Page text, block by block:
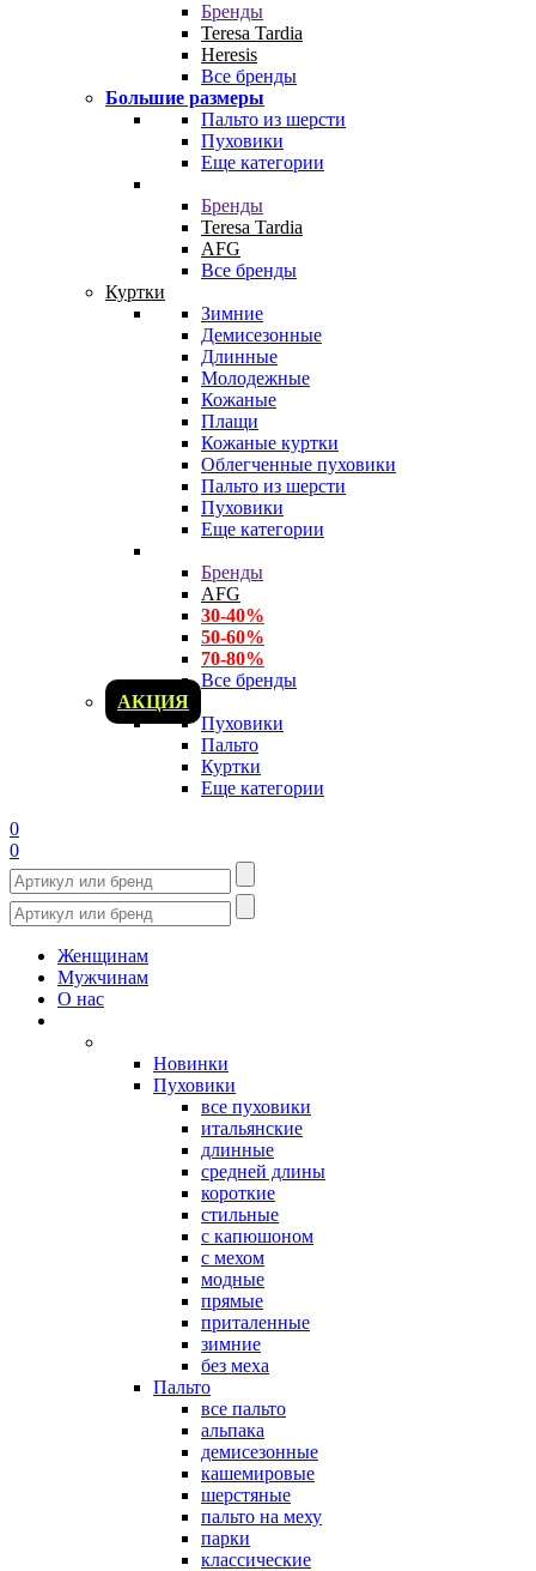
Бренды
Teresa Tardia
Heresis
Все бренды
Большие размеры
Пальто из шерсти
Пуховики
Еще категории
Бренды
Teresa Tardia
AFG
Все бренды
Куртки
Зимние
Демисезонные
Длинные
Молодежные
Кожаные
Плащи
Кожаные куртки
Облегченные пуховики
Пальто из шерсти
Пуховики
Еще категории
Бренды
AFG
30-40%
50-60%
70-80%
Все бренды
АКЦИЯ
Пуховики
Пальто
Куртки
Еще категории
0
0
Женщинам
Мужчинам
О нас
Новинки
Пуховики
все пуховики
итальянские
длинные
средней длины
короткие
стильные
с капюшоном
с мехом
модные
прямые
приталенные
зимние
без меха
Пальто
все пальто
альпака
демисезонные
кашемировые
шерстяные
пальто на меху
парки
классические